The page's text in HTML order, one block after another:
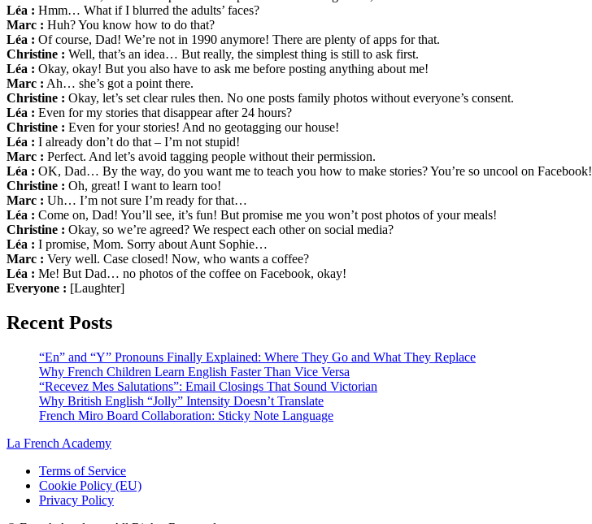
Léa : Hmm… What if I blurred the adults’ faces?
Marc : Huh? You know how to do that?
Léa : Of course, Dad! We’re not in 1990 anymore! There are plenty of apps for that.
Christine : Well, that’s an idea… But really, the simplest thing is still to ask first.
Léa : Okay, okay! But you also have to ask me before posting anything about me!
Marc : Ah… she’s got a point there.
Christine : Okay, let’s set clear rules then. No one posts family photos without everyone’s consent.
Léa : Even for my stories that disappear after 24 hours?
Christine : Even for your stories! And no geotagging our house!
Léa : I already don’t do that – I’m not stupid!
Marc : Perfect. And let’s avoid tagging people without their permission.
Léa : OK, Dad… By the way, do you want me to teach you how to make stories? You’re so uncool on Facebook!
Christine : Oh, great! I want to learn too!
Marc : Uh… I’m not sure I’m ready for that…
Léa : Come on, Dad! You’ll see, it’s fun! But promise me you won’t post photos of your meals!
Christine : Okay, so we’re agreed? We respect each other on social media?
Léa : I promise, Mom. Sorry about Aunt Sophie…
Marc : Very well. Case closed! Now, who wants a coffee?
Léa : Me! But Dad… no photos of the coffee on Facebook, okay!
Everyone : [Laughter]
Recent Posts
“En” and “Y” Pronouns Finally Explained: Where They Go and What They Replace
Why French Children Learn English Faster Than Vice Versa
“Recevez Mes Salutations”: Email Closings That Sound Victorian
Why British English “Jolly” Intensity Doesn’t Translate
French Miro Board Collaboration: Sticky Note Language
La French Academy
Terms of Service
Cookie Policy (EU)
Privacy Policy